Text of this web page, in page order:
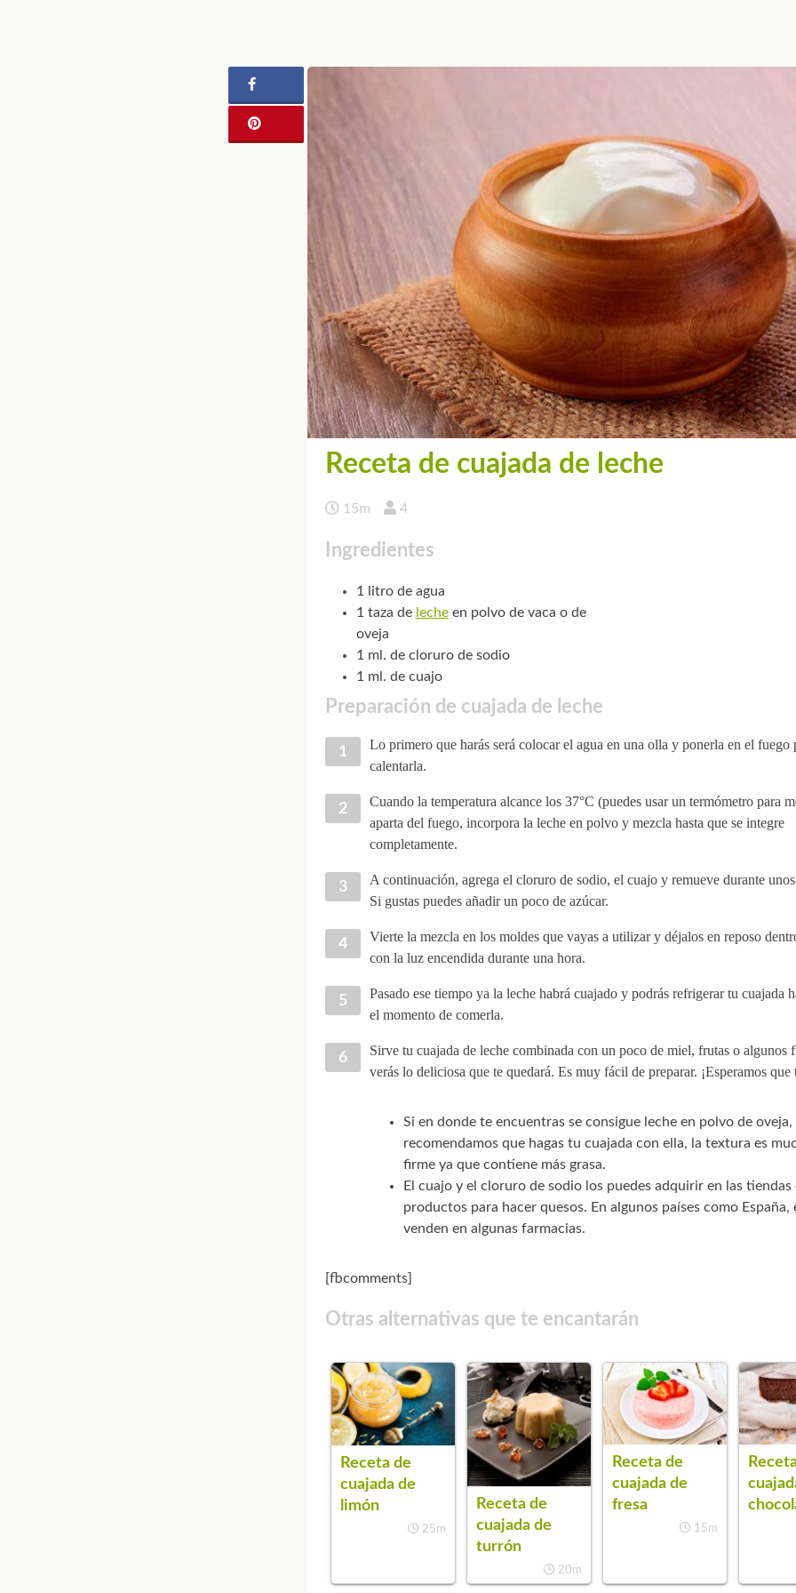
Receta de cuajada de leche
15m 4
Ingredientes
1 litro de agua
1 taza de lecheen polvo de vaca o de
oveja
1 ml. de cloruro de sodio
1 ml. de cuajo
Preparación de cuajada de leche
Lo primero que harás será colocar el agua en una olla y ponerla en el fuego
calentarla.
Cuando la temperatura alcance los 37°C (puedes usar un termómetro para
aparta del fuego, incorpora la leche en polvo y mezcla hasta que se integre
completamente.
A continuación, agrega el cloruro de sodio, el cuajo y remueve durante
Si gustas puedes añadir un poco de azúcar.
Vierte la mezcla en los moldes que vayas a utilizar y déjalos en reposo
con la luz encendida durante una hora.
Pasado ese tiempo ya la leche habrá cuajado y podrás refrigerar tu cuajada
el momento de comerla.
Sirve tu cuajada de leche combinada con un poco de miel, frutas o algunos
verás lo deliciosa que te quedará. Es muy fácil de preparar. ¡Esperamos que
Si en donde te encuentras se consigue leche en polvo de oveja,
recomendamos que hagas tu cuajada con ella, la textura es
firme ya que contiene más grasa.
El cuajo y el cloruro de sodio los puedes adquirir en las tiendas
productos para hacer quesos. En algunos países como España,
venden en algunas farmacias.
[fbcomments]
Otras alternativas que te encantarán
Receta de
cuajada de
limón
25m
Receta de
cuajada de
turrón
20m
Receta de
cuajada de
fresa
15m